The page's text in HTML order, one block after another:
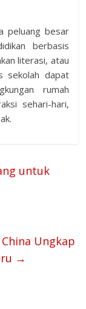
peluang besar
berbasis
literasi, atau
sekolah dapat
rumah
sehari-hari,
untuk
Ungkap
→